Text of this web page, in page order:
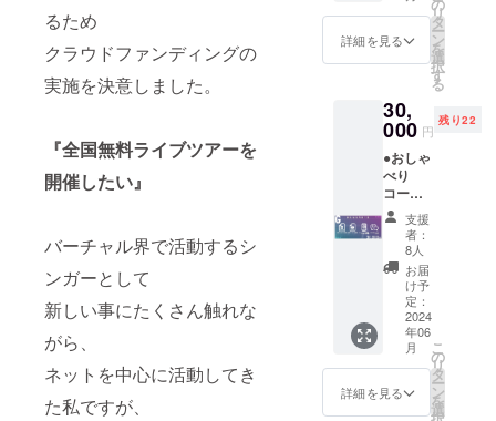
るため
クラウドファンディングの
実施を決意しました。
『全国無料ライブツアーを
開催したい』
バーチャル界で活動するシ
ンガーとして
新しい事にたくさん触れな
がら、
ネットを中心に活動してき
た私ですが、
ジット
⋆各公演
打ち上
イジェ
スト
ビー ⋆
ツアー
ブック
レット
(直筆サ
イン入
り) ※パ
ンフ
レット
にクレ
ジット
するお
名前(10
文字以
内)を備
セージ
動画 ⋆
⋆ツアー
KVス
テッ
カー ⋆
支援証
明カー
ド
⋆NEW
シング
ル
CD(直
筆サイ
ン入り)
⋆ライブ
ツアー
パンフ
レット
詳細を見る
リ
タ
ー
ン
を
選
択
す
る
30,
000 円
残り22
●おしゃ
べり
コース
⋆お礼
メッ
セージ
画像 ⋆
お礼
メッ
セージ
動画 ⋆
ライブ
ツアー
KV壁紙
⋆1on1
支援
者：
8人
お届
け予
定：
2024
年06
月
詳細を見る
こ
の
リ
タ
ー
ン
を
選